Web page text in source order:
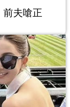
前夫嗆正